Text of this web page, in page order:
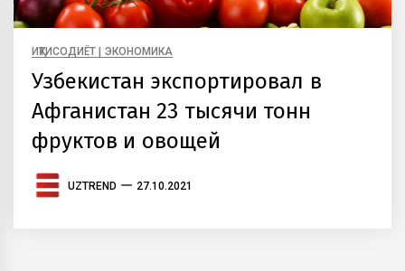
ИҚТИСОДИЁТ | ЭКОНОМИКА
Узбекистан экспортировал в
Афганистан 23 тысячи тонн
фруктов и овощей
UZTREND 27.10.2021